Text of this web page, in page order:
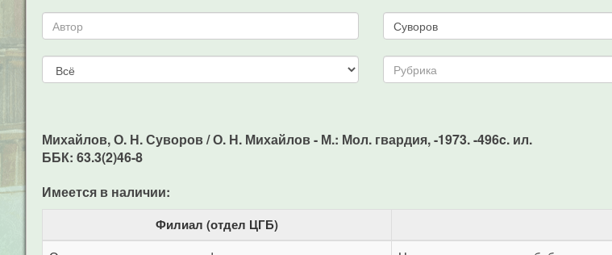
Михайлов, О. Н. Суворов / О. Н. Михайлов - М.: Мол. гвардия, -1973. -496c. ил.
ББК: 63.3(2)46-8
Имеется в наличии:
Филиал (отдел ЦГБ)